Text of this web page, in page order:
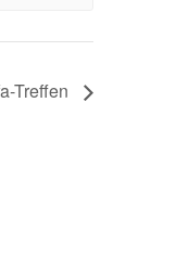
Treffen